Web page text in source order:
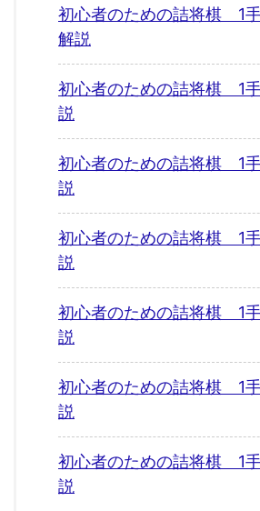
初心者のための詰将棋 1
解説
初心者のための詰将棋 1
説
初心者のための詰将棋 1
説
初心者のための詰将棋 1
説
初心者のための詰将棋 1
説
初心者のための詰将棋 1
説
初心者のための詰将棋 1
説